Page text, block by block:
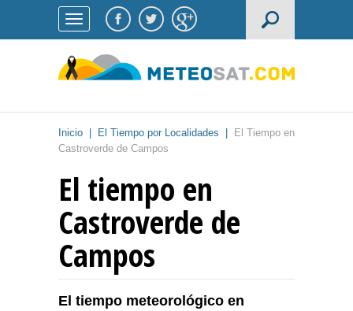
Inicio El Tiempo por Localidades
El Tiempo en
Castroverde de Campos
El tiempo en
Castroverde de
Campos
El tiempo meteorológico en